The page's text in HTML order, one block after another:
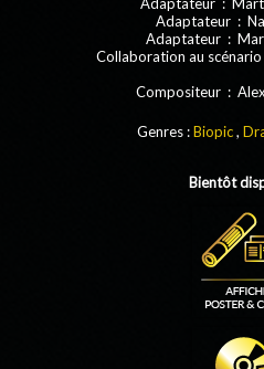
Adaptateur :
Adaptateur :
Collaboration au
Compositeur :
Genres :Biopic,
Bientôt